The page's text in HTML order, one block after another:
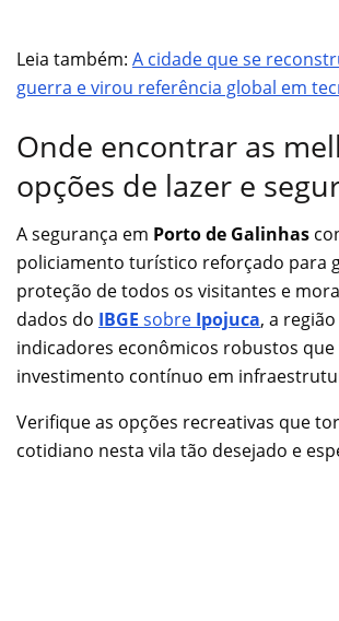
Leia também: A cidade que se
guerra e virou referência global em
Onde encontrar as
opções de lazer e
A segurança em Porto de Galinhas
policiamento turístico reforçado para
proteção de todos os visitantes e
dados do IBGE sobre Ipojuca, a
indicadores econômicos robustos que
investimento contínuo em
Verifique as opções recreativas que
cotidiano nesta vila tão desejado e